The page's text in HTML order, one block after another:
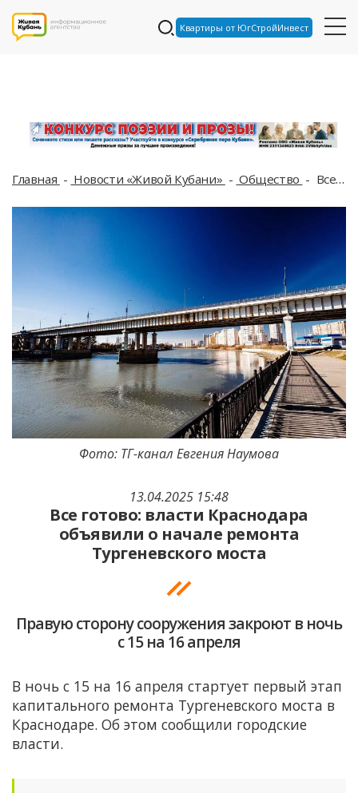
Квартиры от ЮгСтройИнвест
Главная Новости «Живой Кубани» Общество Все готово: власти Краснодара объявили о начале ремонта Тургеневского моста
13.04.2025 15:48
Все готово: власти Краснодара
объявили о начале ремонта
Тургеневского моста
Правую сторону сооружения закроют в ночь
с 15 на 16 апреля
Фото: ТГ-канал Евгения Наумова
В ночь с 15 на 16 апреля стартует первый этап
капитального ремонта Тургеневского моста в
Краснодаре. Об этом сообщили городские
власти.